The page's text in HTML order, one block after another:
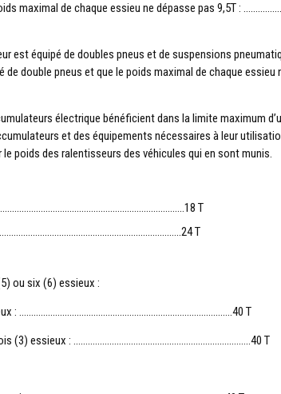
maximal de chaque essieu ne dépasse pas 9,5T :
est équipé de doubles pneus et de suspensions
double pneus et que le poids maximal de chaque essieu
électrique bénéficient dans la limite maximum
et des équipements nécessaires à leur
poids des ralentisseurs des véhicules qui en sont munis.
………………………………………………………………………..18 T
T
ou six (6) essieux :
: ……………………………………………………………………………..40 T
trois (3) essieux : ………………………………………………………………..40 T